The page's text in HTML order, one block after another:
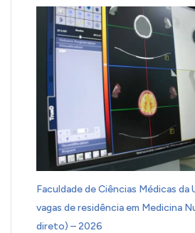
Faculdade de Ciências Médicas da
vagas de residência em Medicina
direto) – 2026